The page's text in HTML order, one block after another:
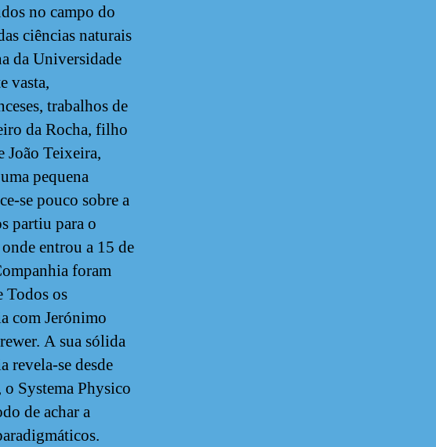
no campo do
ciências naturais
da Universidade
vasta,
trabalhos de
da Rocha, filho
João Teixeira,
pequena
se pouco sobre a
partiu para o
entrou a 15 de
foram
Todos os
com Jerónimo
A sua sólida
revela-se desde
Systema Physico
de achar a